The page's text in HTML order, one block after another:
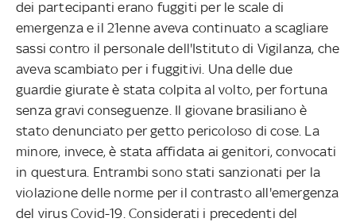
dei partecipanti erano fuggiti per le scale di
emergenza e il 21enne aveva continuato a scagliare
sassi contro il personale dell'Istituto di Vigilanza, che
aveva scambiato per i fuggitivi. Una delle due
guardie giurate è stata colpita al volto, per fortuna
senza gravi conseguenze. Il giovane brasiliano è
stato denunciato per getto pericoloso di cose. La
minore, invece, è stata affidata ai genitori, convocati
in questura. Entrambi sono stati sanzionati per la
violazione delle norme per il contrasto all'emergenza
del virus Covid-19. Considerati i precedenti del